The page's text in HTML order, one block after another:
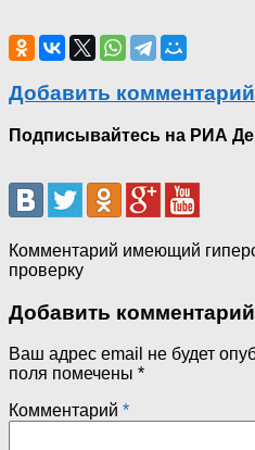
Добавить комментарий
Подписывайтесь на РИА
Комментарий имеющий
проверку
Добавить комментарий
Ваш адрес email не будет
поля помечены *
Комментарий *